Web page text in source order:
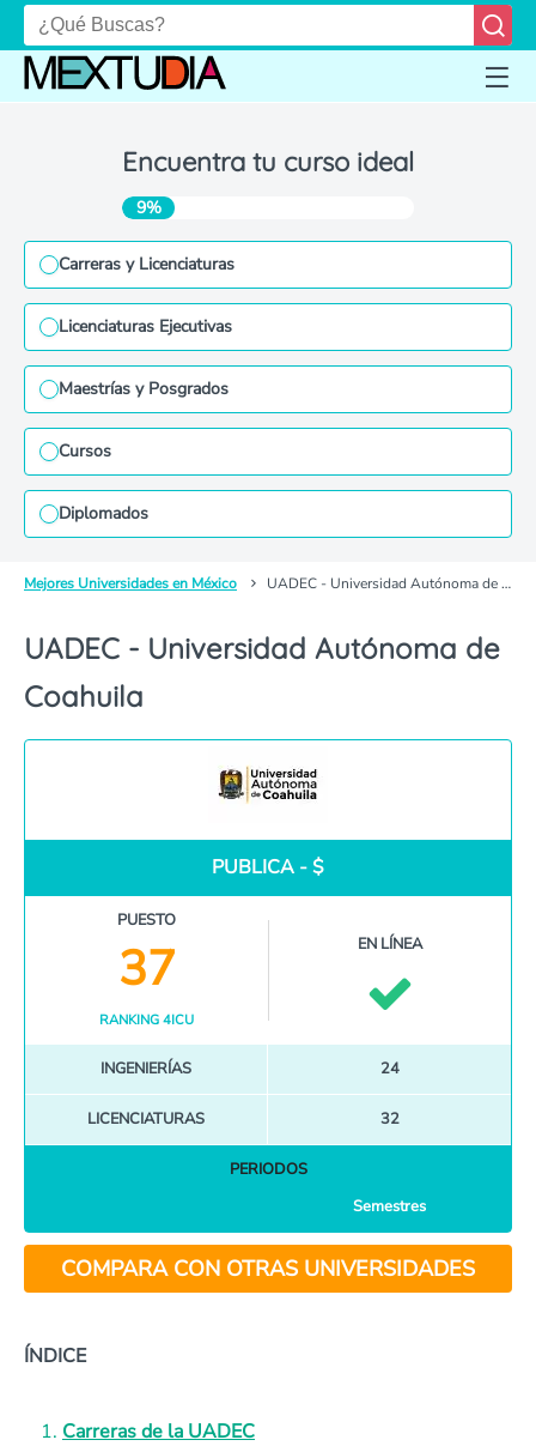
Encuentra tu curso ideal
9%
Carreras y Licenciaturas
Licenciaturas Ejecutivas
Maestrías y Posgrados
Cursos
Diplomados
Mejores Universidades en México UADEC - Universidad Autónoma de Coahuila
UADEC - Universidad Autónoma de
Coahuila
PUBLICA - $
PUESTO
37
RANKING 4ICU
EN LÍNEA
INGENIERÍAS 24
LICENCIATURAS 32
PERIODOS
Semestres
COMPARA CON OTRAS UNIVERSIDADES
ÍNDICE
Carreras de la UADEC